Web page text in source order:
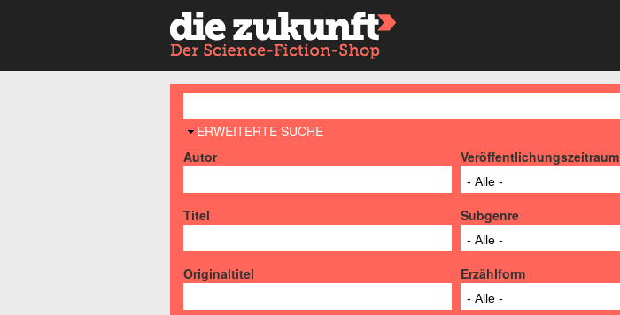
AUSBLENDEN
ERWEITERTE SUCHE
Autor
Veröffentlichungszeitraum
- Alle -
Titel Subgenre
- Alle -
Originaltitel Erzählform
- Alle -